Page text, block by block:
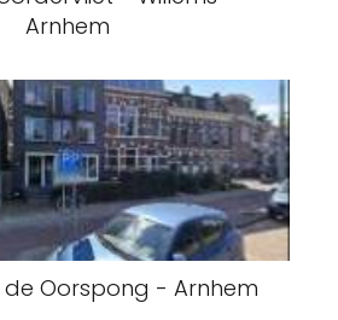
Arnhem
Oorspong - Arnhem